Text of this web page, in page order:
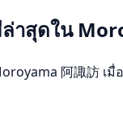
าสุดใน
阿諏訪 เ